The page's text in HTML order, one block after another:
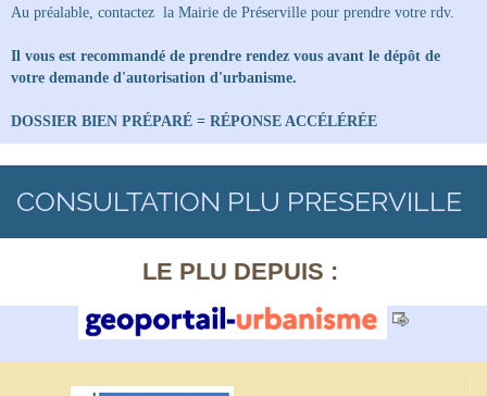
Au préalable, contactez la Mairie de Préserville pour prendre votre rdv.
Il vous est recommandé de prendre rendez vous avant le dépôt de
votre demande d'autorisation d'urbanisme.
DOSSIER BIEN PRÉPARÉ = RÉPONSE ACCÉLÉRÉE
CONSULTATION PLU PRESERVILLE
LE PLU DEPUIS :